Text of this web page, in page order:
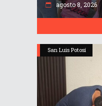
agosto 8, 2026
San Luis Potosí